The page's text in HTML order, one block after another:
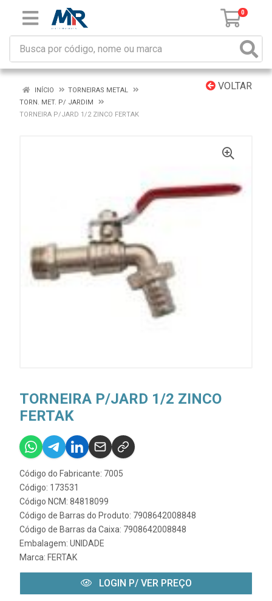
0
VOLTAR
INÍCIO
TORNEIRAS METAL
TORN. MET. P/ JARDIM
TORNEIRA P/JARD 1/2 ZINCO FERTAK
TORNEIRA P/JARD 1/2 ZINCO
FERTAK
Código do Fabricante: 7005
Código: 173531
Código NCM: 84818099
Código de Barras do Produto: 7908642008848
Código de Barras da Caixa: 7908642008848
Embalagem: UNIDADE
Marca: FERTAK
LOGIN P/ VER PREÇO